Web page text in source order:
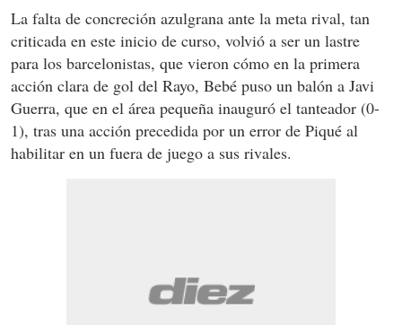
La falta de concreción azulgrana ante la meta rival, tan
criticada en este inicio de curso, volvió a ser un lastre
para los barcelonistas, que vieron cómo en la primera
acción clara de gol del Rayo, Bebé puso un balón a Javi
Guerra, que en el área pequeña inauguró el tanteador (0-
1), tras una acción precedida por un error de Piqué al
habilitar en un fuera de juego a sus rivales.